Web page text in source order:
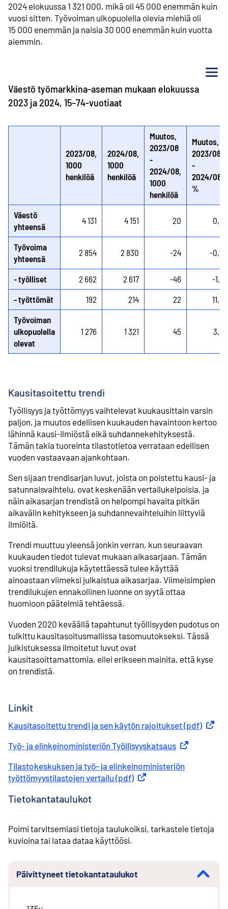
2024 elokuussa 1 321 000, mikä oli 45 000 enemmän kuin
vuosi sitten. Työvoiman ulkopuolella olevia miehiä oli
15 000 enemmän ja naisia 30 000 enemmän kuin vuotta
aiemmin.
Väestö työmarkkina-aseman mukaan elokuussa
2023 ja 2024, 15–74-vuotiaat
2023/08,
1000
henkilöä
2024/08,
1000
henkilöä
Muutos,
2023/08
-
2024/08,
1000
henkilöä
Muutos,
2023/08
-
2024/08,
%
Väestö
yhteensä
4 131 4 151 20 0,5
Työvoima
yhteensä
2 854 2 830 -24 -0,9
- työlliset 2 662 2 617 -46
-1,7
- työttömät
192 214 22
11,2
Työvoiman
ulkopuolella
olevat
1 276 1 321 45 3,5
Kausitasoitettu trendi
Työllisyys ja työttömyys vaihtelevat kuukausittain varsin
paljon, ja muutos edellisen kuukauden havaintoon kertoo
lähinnä kausi-ilmiöstä eikä suhdannekehityksestä.
Tämän takia tuoreinta tilastotietoa verrataan edellisen
vuoden vastaavaan ajankohtaan.
Sen sijaan trendisarjan luvut, joista on poistettu kausi- ja
satunnaisvaihtelu, ovat keskenään vertailukelpoisia, ja
näin aikasarjan trendistä on helpompi havaita pitkän
aikavälin kehitykseen ja suhdannevaihteluihin liittyviä
ilmiöitä.
Trendi muuttuu yleensä jonkin verran, kun seuraavan
kuukauden tiedot tulevat mukaan aikasarjaan. Tämän
vuoksi trendilukuja käytettäessä tulee käyttää
ainoastaan viimeksi julkaistua aikasarjaa. Viimeisimpien
trendilukujen ennakollinen luonne on syytä ottaa
huomioon päätelmiä tehtäessä.
Vuoden 2020 keväällä tapahtunut työllisyyden pudotus on
tulkittu kausitasoitusmallissa tasomuutokseksi. Tässä
julkistuksessa ilmoitetut luvut ovat
kausitasoittamattomia, ellei erikseen mainita, että kyse
on trendistä.
Linkit
Kausitasoitettu trendi ja sen käytön rajoitukset (pdf)
Työ- ja elinkeinoministeriön Työllisyyskatsaus Ulkoinen
Tilastokeskuksen ja työ- ja elinkeinoministeriön
työttömyystilastojen vertailu (pdf) Ulkoinen linkki
Tietokantataulukot
Poimi tarvitsemiasi tietoja taulukoiksi, tarkastele tietoja
kuvioina tai lataa dataa käyttöösi.
Päivittyneet tietokantataulukot